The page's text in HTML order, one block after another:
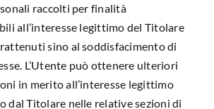
raccolti per finalità
all’interesse legittimo del Titolare
sino al soddisfacimento di
L’Utente può ottenere ulteriori
in merito all’interesse legittimo
dal Titolare nelle relative sezioni di